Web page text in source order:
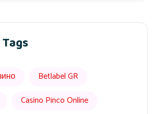
Betlabel GR
Casino Pinco Online